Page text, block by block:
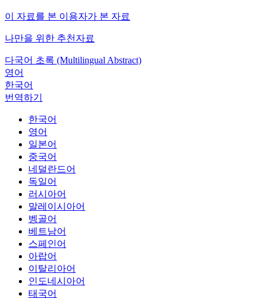
이 자료를 본 이용자가 본 자료
나만을 위한 추천자료
다국어 초록 (Multilingual Abstract)
영어
한국어
번역하기
한국어
영어
일본어
중국어
네덜란드어
독일어
러시아어
말레이시아어
벵골어
베트남어
스페인어
아랍어
이탈리아어
인도네시아어
태국어